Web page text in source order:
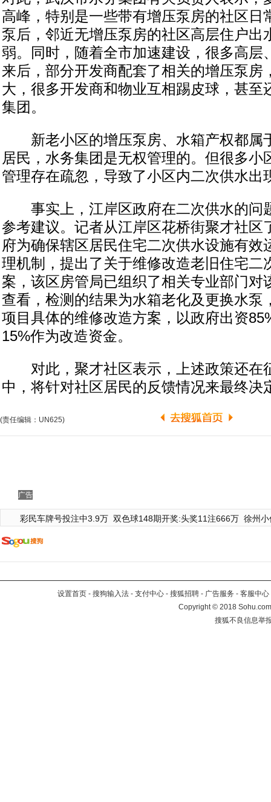
高峰，特别是一些带有增压泵房的社区日
泵后，邻近无增压泵房的社区高层住户出
弱。同时，随着全市加速建设，很多高层
来后，部分开发商配套了相关的增压泵房
大，很多开发商和物业互相踢皮球，甚至
集团。
新老小区的增压泵房、水箱产权都属
居民，水务集团是无权管理的。但很多小
管理存在疏忽，导致了小区内二次供水出
事实上，江岸区政府在二次供水的问
参考建议。记者从江岸区花桥街聚才社区
府为确保辖区居民住宅二次供水设施有效
理机制，提出了关于维修改造老旧住宅二
案，该区房管局已组织了相关专业部门对
查看，检测的结果为水箱老化及更换水泵
项目具体的维修改造方案，以政府出资
15%作为改造资金。
对此，聚才社区表示，上述政策还在
中，将针对社区居民的反馈情况来最终决
(责任编辑：UN625)
广告
彩民车牌号投注中3.9万 双色球148期开奖:头奖11注666万 徐州
设置首页 - 搜狗输入法 - 支付中心 - 搜狐招聘 - 广告服务 - 客服中心
Copyright©2018
搜狐不良信息举